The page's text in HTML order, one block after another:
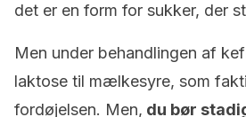
det er en form for sukker, der
Men under behandlingen af
laktose til mælkesyre, som
fordøjelsen. Men, du bør